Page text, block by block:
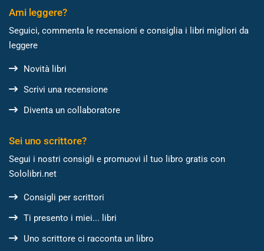
Ami leggere?
Seguici, commenta le recensioni e consiglia i libri migliori da
leggere
Novità libri
Scrivi una recensione
Diventa un collaboratore
Sei uno scrittore?
Segui i nostri consigli e promuovi il tuo libro gratis con
Sololibri.net
Consigli per scrittori
Ti presento i miei... libri
Uno scrittore ci racconta un libro